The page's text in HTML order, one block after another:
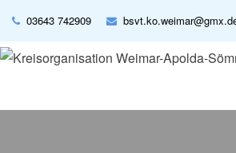
03643 742909